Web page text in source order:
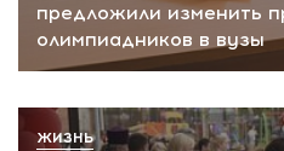
предложили изменить
олимпиадников в вузы
ЖИЗНЬ